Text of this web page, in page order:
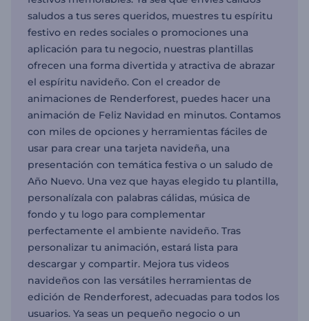
saludos a tus seres queridos, muestres tu espíritu
festivo en redes sociales o promociones una
aplicación para tu negocio, nuestras plantillas
ofrecen una forma divertida y atractiva de abrazar
el espíritu navideño. Con el creador de
animaciones de Renderforest, puedes hacer una
animación de Feliz Navidad en minutos. Contamos
con miles de opciones y herramientas fáciles de
usar para crear una tarjeta navideña, una
presentación con temática festiva o un saludo de
Año Nuevo. Una vez que hayas elegido tu plantilla,
personalízala con palabras cálidas, música de
fondo y tu logo para complementar
perfectamente el ambiente navideño. Tras
personalizar tu animación, estará lista para
descargar y compartir. Mejora tus videos
navideños con las versátiles herramientas de
edición de Renderforest, adecuadas para todos los
usuarios. Ya seas un pequeño negocio o un